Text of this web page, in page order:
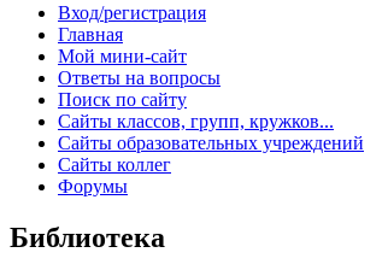
Вход/регистрация
Главная
Мой мини-сайт
Ответы на вопросы
Поиск по сайту
Сайты классов, групп, кружков...
Сайты образовательных учреждений
Сайты коллег
Форумы
Библиотека